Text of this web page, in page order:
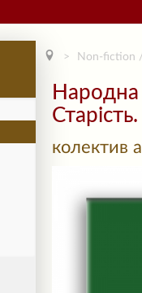
Non-fiction /
Народна
колектив